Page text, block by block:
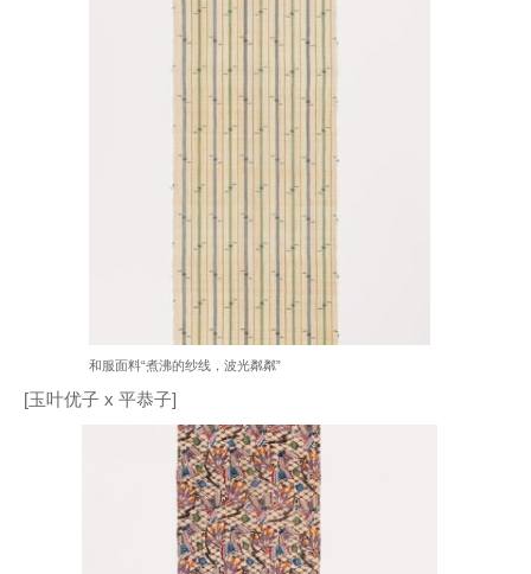
和服面料“煮沸的纱线，波光粼粼”
[玉叶优子 x 平恭子]